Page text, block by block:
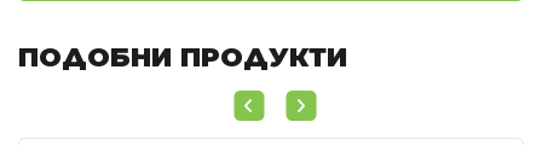
ПОДОБНИ ПРОДУКТИ